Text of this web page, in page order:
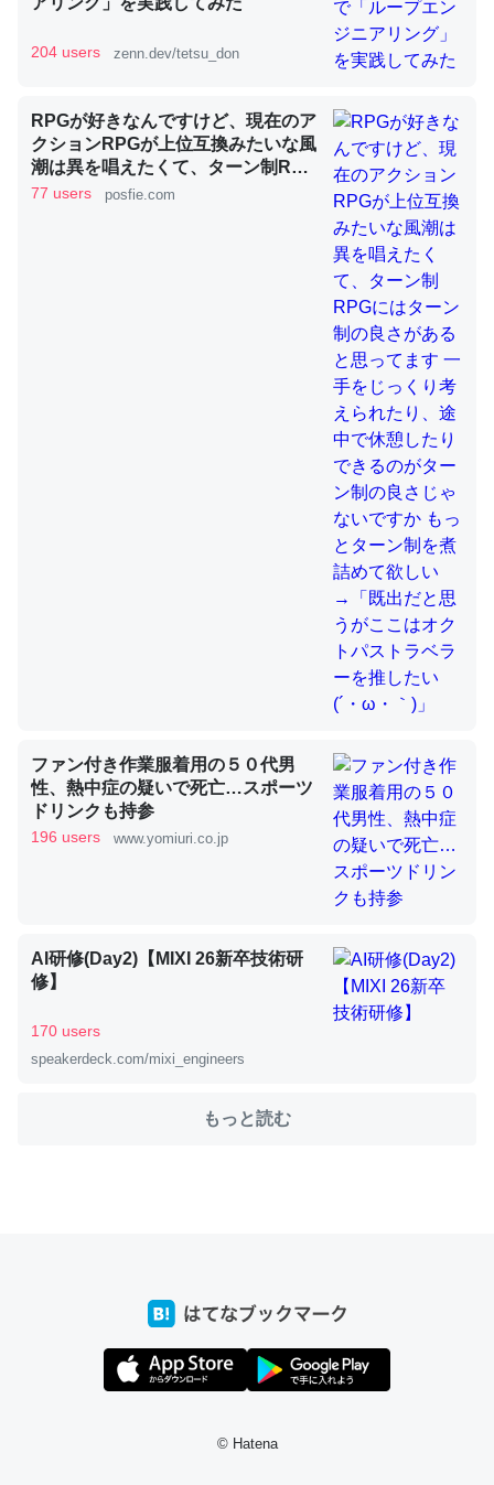
コオロギのカルシウム分はエビの600分の1程度。
─ニュース :: 【研究発表】昆虫学の大問題＝「昆虫はなぜ海にいな
いのか」に関する新仮説
論文では「淡水はカルシウムも酸素も不足してて両方に不
利だから両方が拮抗してるのでは」とあって面白い。海に
いる鋏角類（カブトガニ・ウミグモ）はカルシウムを使わ
ずキチンを強化してる筈だが、酵素が違うのか？
─ニュース :: 【研究発表】昆虫学の大問題＝「昆虫はなぜ海にいな
これを元に考えるとカルシウムを大量に使う脊椎動物と貝
類は苦労してるんだな…。腹足類だと殻を無くしてナメク
─ニュース :: 【研究発表】昆虫学の大問題＝「昆虫はなぜ海にいな
ウチもEchoを実家に置いて４年。でたまに覗いてる。ぼ
ちぼちRingも置こうかと画策中。あと、Googleマップで
位置情報を共有してる。電池残量や充電中かが分かるので
コミュニケーションが劇的に変化した｜tayorini by LIFULL介護
とかSpotifyを支払う孝行もできる。一生で親と会える残
私も3年前ぐらいに祖母の家に設置した。ポケットWifiみ
たいなのでネット環境作ったけどAlexaしか使わないので
https://toyoshi.hatenablog.com/entry/2019/05/15/1805
204 users zenn.dev/tetsu_don
RPGが好きなんですけど、現在のア
クションRPGが上位互換みたいな風
潮は異を唱えたくて、ターン制RPG
にはターン制の良さがあると思って
77 users posfie.com
ファン付き作業服着用の５０代男
性、熱中症の疑いで死亡…スポーツ
ドリンクも持参
196 users www.yomiuri.co.jp
AI研修(Day2)【MIXI 26新卒技術研
修】
170 users
speakerdeck.com/mixi_engineers
もっと読む
© Hatena